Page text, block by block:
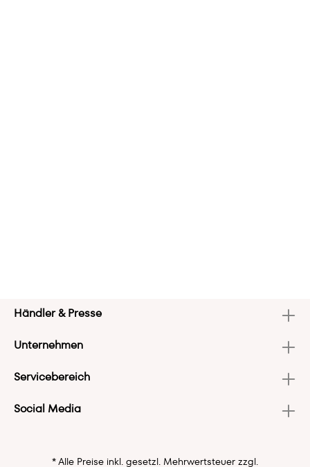
Händler & Presse
Unternehmen
Servicebereich
Social Media
* Alle Preise inkl. gesetzl. Mehrwertsteuer zzgl.